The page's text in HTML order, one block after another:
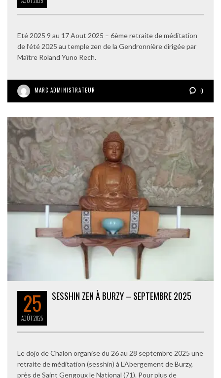
Eté 2025 9 au 17 Aout 2025 – 6ème retraite de méditation
de l’été 2025 au temple zen de la Gendronnière dirigée par
Maître Roland Yuno Rech.
MARC ADMINISTRATEUR 0
25
AOÛT2025
SESSHIN ZEN À BURZY – SEPTEMBRE 2025
Le dojo de Chalon organise du 26 au 28 septembre 2025 une
retraite de méditation (sesshin) à L’Abergement de Burzy,
près de Saint Gengoux le National (71). Pour plus de